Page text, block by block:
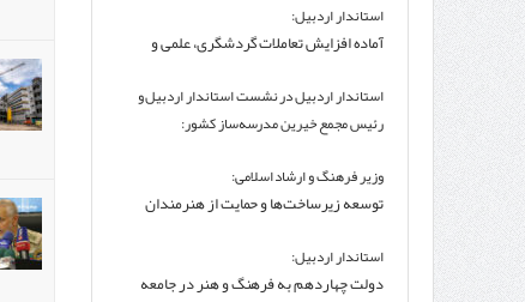
استاندار اردبیل:
آماده افزایش تعاملات گردشگری، علمی و
استاندار اردبیل در نشست استاندار اردبیل و
رئیس مجمع خیرین مدرسه‌ساز کشور:
مدرسه‌سازی استان نیاز است
وزیر فرهنگ و ارشاد اسلامی:
توسعه زیرساخت‌ها و حمایت از هنرمندان
است
استاندار اردبیل:
دولت چهاردهم به فرهنگ و هنر در جامعه